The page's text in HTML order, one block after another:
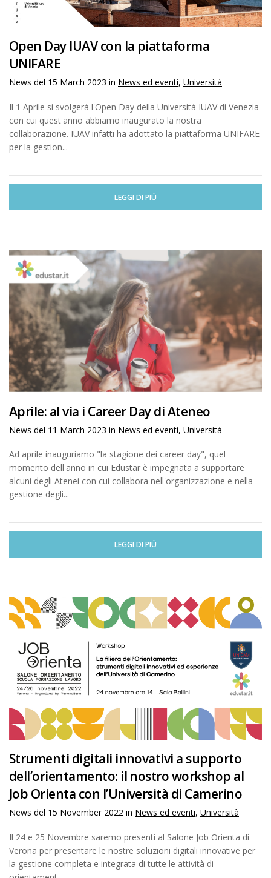
Open Day IUAV con la piattaforma
UNIFARE
News del 15 March 2023 in News ed eventi, Università
Il 1 Aprile si svolgerà l'Open Day della Università IUAV di Venezia
con cui quest'anno abbiamo inaugurato la nostra
collaborazione. IUAV infatti ha adottato la piattaforma UNIFARE
per la gestion...
LEGGI DI PIÙ
Aprile: al via i Career Day di Ateneo
News del 11 March 2023 in News ed eventi, Università
Ad aprile inauguriamo "la stagione dei career day", quel
momento dell'anno in cui Edustar è impegnata a supportare
alcuni degli Atenei con cui collabora nell'organizzazione e nella
gestione degli...
LEGGI DI PIÙ
Strumenti digitali innovativi a supporto
dell’orientamento: il nostro workshop al
Job Orienta con l’Università di Camerino
News del 15 November 2022 in News ed eventi, Università
Il 24 e 25 Novembre saremo presenti al Salone Job Orienta di
Verona per presentare le nostre soluzioni digitali innovative per
la gestione completa e integrata di tutte le attività di